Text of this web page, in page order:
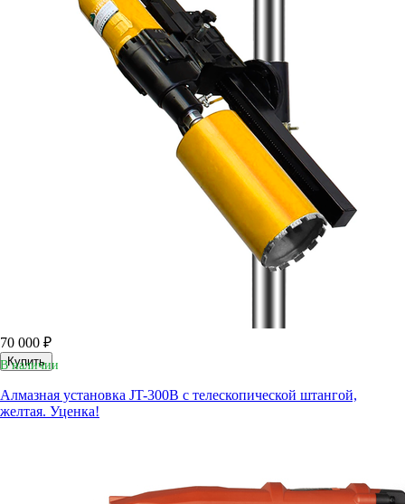
70 000 ₽
Купить
В наличии
Алмазная установка JT-300B с телескопической штангой,
желтая. Уценка!